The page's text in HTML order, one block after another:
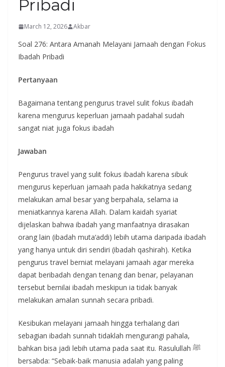
Pribadi
March 12, 2026 Akbar
Soal 276: Antara Amanah Melayani Jamaah dengan Fokus
Ibadah Pribadi
Pertanyaan
Bagaimana tentang pengurus travel sulit fokus ibadah
karena mengurus keperluan jamaah padahal sudah
sangat niat juga fokus ibadah
Jawaban
Pengurus travel yang sulit fokus ibadah karena sibuk
mengurus keperluan jamaah pada hakikatnya sedang
melakukan amal besar yang berpahala, selama ia
meniatkannya karena Allah. Dalam kaidah syariat
dijelaskan bahwa ibadah yang manfaatnya dirasakan
orang lain (ibadah muta‘addi) lebih utama daripada ibadah
yang hanya untuk diri sendiri (ibadah qashirah). Ketika
pengurus travel berniat melayani jamaah agar mereka
dapat beribadah dengan tenang dan benar, pelayanan
tersebut bernilai ibadah meskipun ia tidak banyak
melakukan amalan sunnah secara pribadi.
Kesibukan melayani jamaah hingga terhalang dari
sebagian ibadah sunnah tidaklah mengurangi pahala,
bahkan bisa jadi lebih utama pada saat itu. Rasulullah ﷺ
bersabda: “Sebaik-baik manusia adalah yang paling